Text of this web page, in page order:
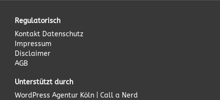
Regulatorisch
Kontakt Datenschutz
Impressum
Disclaimer
AGB
Unterstützt durch
WordPress Agentur Köln | Call a Nerd